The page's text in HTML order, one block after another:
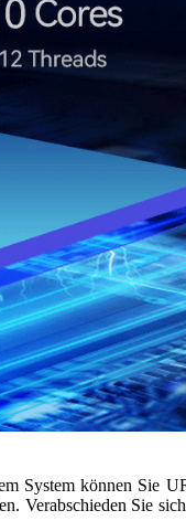
können Sie
Verabschieden Sie